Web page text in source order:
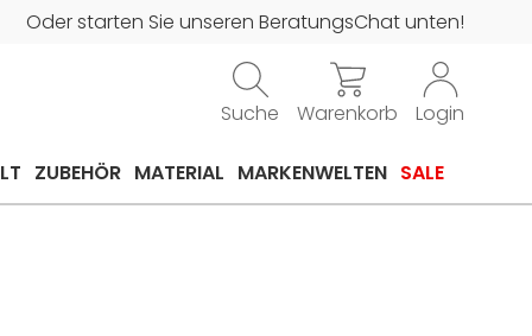
Oder starten Sie unseren BeratungsChat unten!
Suche Warenkorb Login
ZUBEHÖR MATERIAL MARKENWELTEN SALE